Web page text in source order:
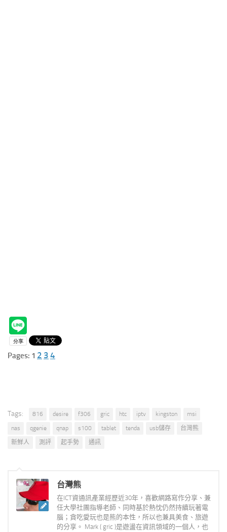
Pages: 1 2 3 4
Tags: 816 desire f306 gric htc iptv kingston
msi
nas
qgenie qnap s100 tablet tenda usb儲存
台灣熊
新鮮人
測評 起手勢 通訊
台灣熊
在ICT資通訊產業經歷近30年，喜歡網路寫作分享、兼
任大學社團指導老師、同時基於熱忱仍然持續玩著電
腦；貪吃愛玩也是熊的本性，所以也兼具美食、旅遊
的分享。 Mark ( gric )是遊盪在資訊領域的一個人，也